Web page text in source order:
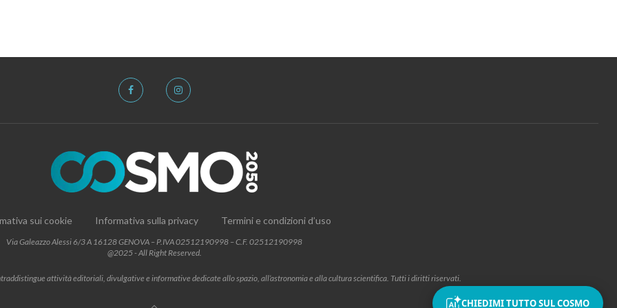
sui cookie Informativa sulla privacy Termini e condizioni d’uso
Via Galeazzo Alessi 6/3 A 16128 GENOVA – P.IVA 02512190998 – C.F. 02512190998
@2025 - All Right Reserved.
attività editoriali, divulgative e informative dedicate allo spazio, all’astronomia e alla cultura scientifica. Tutti i diritti riservati.
CHIEDIMI TUTTO SUL COSMO